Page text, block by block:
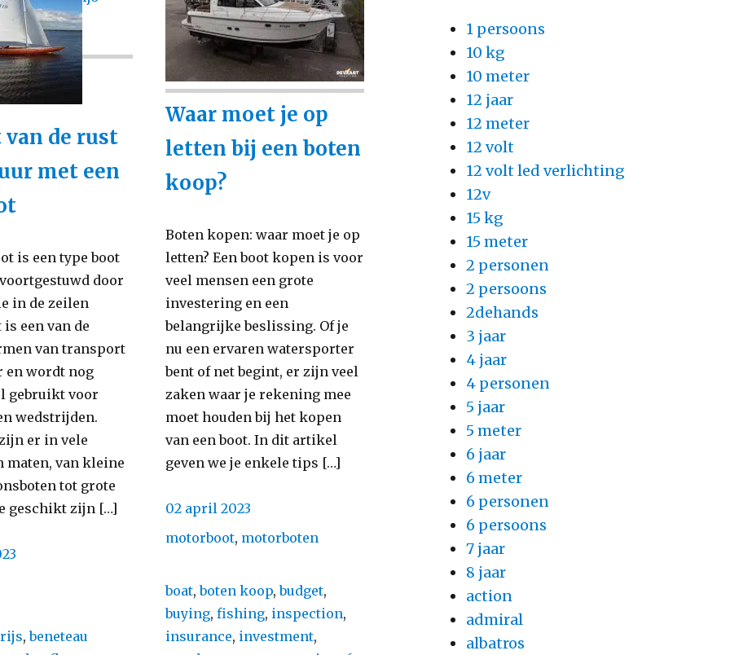
vaarroutes plannen,
watersportsector,
zonnepanelen
on
De
van
varen
elektrische
boot:
duurzaam,
stil
en
goedkoop
Waar moet je op
letten bij een boten
koop?
Boten kopen: waar moet je op
letten? Een boot kopen is voor
veel mensen een grote
investering en een
belangrijke beslissing. Of je
nu een ervaren watersporter
bent of net begint, er zijn veel
zaken waar je rekening mee
moet houden bij het kopen
van een boot. In dit artikel
geven we je enkele tips […]
Posted
02 april 2023
Categories
motorboot, motorboten
Tags
boat,boten koop,budget,
buying, fishing, inspection,
insurance, investment,
van de rust
met een
is een type boot
door
in de zeilen
is een van de
van transport
en wordt nog
gebruikt voor
wedstrijden.
er in vele
maten, van kleine
tot grote
geschikt zijn […]
,beneteau
1 persoons
10 kg
10 meter
12 jaar
12 meter
12 volt
12 volt led verlichting
12v
15 kg
15 meter
2 personen
2 persoons
2dehands
3 jaar
4 jaar
4 personen
5 jaar
5 meter
6 jaar
6 meter
6 personen
6 persoons
7 jaar
8 jaar
action
admiral
albatros